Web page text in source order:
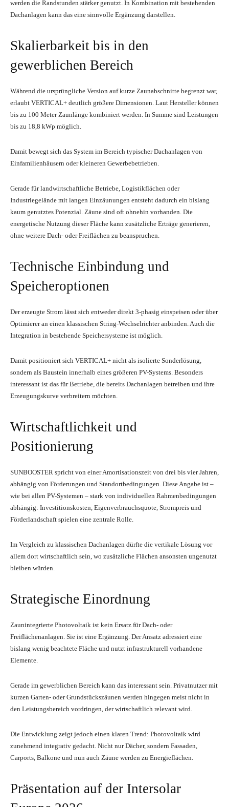
werden die Randstunden stärker genutzt. In Kombination mit bestehenden
Dachanlagen kann das eine sinnvolle Ergänzung darstellen.
Skalierbarkeit bis in den
gewerblichen Bereich
Während die ursprüngliche Version auf kurze Zaunabschnitte begrenzt war,
erlaubt VERTICAL+ deutlich größere Dimensionen. Laut Hersteller können
bis zu 100 Meter Zaunlänge kombiniert werden. In Summe sind Leistungen
bis zu 18,8 kWp möglich.
Damit bewegt sich das System im Bereich typischer Dachanlagen von
Einfamilienhäusern oder kleineren Gewerbebetrieben.
Gerade für landwirtschaftliche Betriebe, Logistikflächen oder
Industriegelände mit langen Einzäunungen entsteht dadurch ein bislang
kaum genutztes Potenzial. Zäune sind oft ohnehin vorhanden. Die
energetische Nutzung dieser Fläche kann zusätzliche Erträge generieren,
ohne weitere Dach- oder Freiflächen zu beanspruchen.
Technische Einbindung und
Speicheroptionen
Der erzeugte Strom lässt sich entweder direkt 3-phasig einspeisen oder über
Optimierer an einen klassischen String-Wechselrichter anbinden. Auch die
Integration in bestehende Speichersysteme ist möglich.
Damit positioniert sich VERTICAL+ nicht als isolierte Sonderlösung,
sondern als Baustein innerhalb eines größeren PV-Systems. Besonders
interessant ist das für Betriebe, die bereits Dachanlagen betreiben und ihre
Erzeugungskurve verbreitern möchten.
Wirtschaftlichkeit und
Positionierung
SUNBOOSTER spricht von einer Amortisationszeit von drei bis vier Jahren,
abhängig von Förderungen und Standortbedingungen. Diese Angabe ist –
wie bei allen PV-Systemen – stark von individuellen Rahmenbedingungen
abhängig: Investitionskosten, Eigenverbrauchsquote, Strompreis und
Förderlandschaft spielen eine zentrale Rolle.
Im Vergleich zu klassischen Dachanlagen dürfte die vertikale Lösung vor
allem dort wirtschaftlich sein, wo zusätzliche Flächen ansonsten ungenutzt
bleiben würden.
Strategische Einordnung
Zaunintegrierte Photovoltaik ist kein Ersatz für Dach- oder
Freiflächenanlagen. Sie ist eine Ergänzung. Der Ansatz adressiert eine
bislang wenig beachtete Fläche und nutzt infrastrukturell vorhandene
Elemente.
Gerade im gewerblichen Bereich kann das interessant sein. Privatnutzer mit
kurzen Garten- oder Grundstückszäunen werden hingegen meist nicht in
den Leistungsbereich vordringen, der wirtschaftlich relevant wird.
Die Entwicklung zeigt jedoch einen klaren Trend: Photovoltaik wird
zunehmend integrativ gedacht. Nicht nur Dächer, sondern Fassaden,
Carports, Balkone und nun auch Zäune werden zu Energieflächen.
Präsentation auf der Intersolar